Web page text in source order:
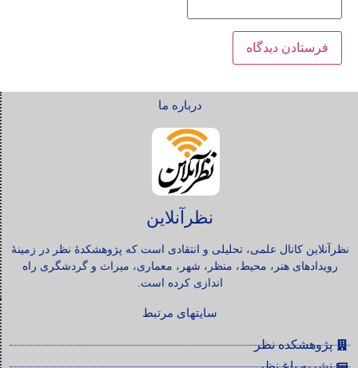
درباره ما
نظرآنلاین
نظرآنلاین کانال علمی، تحلیلی و انتقادی است که پژوهشکدۀ نظر در زمینۀ
رویدادهای هنر، محیط، منظر، شهر، معماری، میراث و گردشگری راه
اندازی کرده است.
سایتهای مرتبط
پژوهشکده نظر